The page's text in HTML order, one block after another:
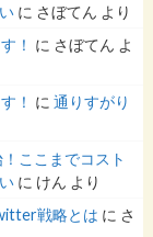
に さぼてん より
！ に さぼてん よ
！ に通りすがり
ここまでコスト
に けん より
戦略とは に さ